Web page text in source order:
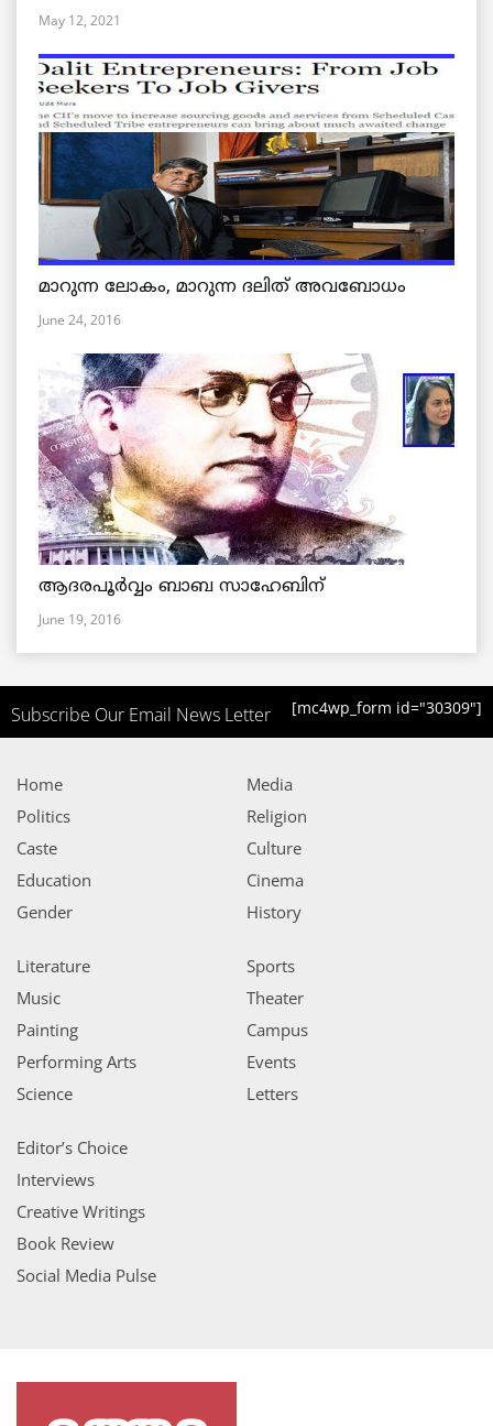
May 12, 2021
മാറുന്ന ലോകം, മാറുന്ന ദലിത് അവബോധം
June 24, 2016
ആദരപൂര്‍വ്വം ബാബ സാഹേബിന്
June 19, 2016
Subscribe Our Email News Letter [mc4wp_form id="30309"]
Home
Politics
Caste
Education
Gender
Media
Religion
Culture
Cinema
History
Literature
Music
Painting
Performing Arts
Science
Sports
Theater
Campus
Events
Letters
Editor’s Choice
Interviews
Creative Writings
Book Review
Social Media Pulse